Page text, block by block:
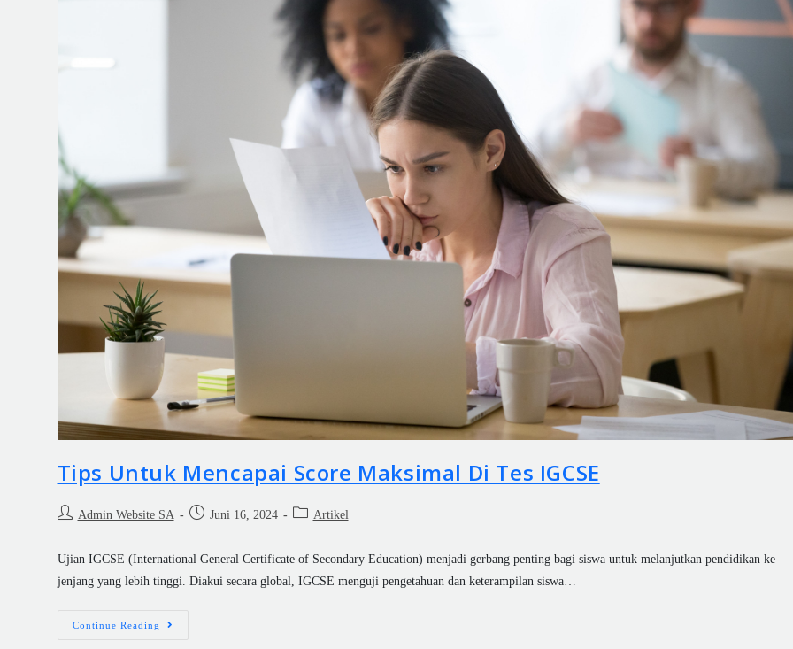
Tips Untuk Mencapai Score Maksimal Di Tes IGCSE
Admin Website SA Juni 16, 2024 Artikel
Ujian IGCSE (International General Certificate of Secondary Education) menjadi gerbang penting bagi siswa untuk melanjutkan pendidikan ke
jenjang yang lebih tinggi. Diakui secara global, IGCSE menguji pengetahuan dan keterampilan siswa…
Continue Reading